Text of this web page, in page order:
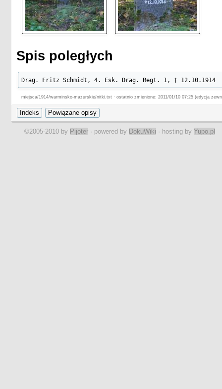
Spis poległych
Drag. Fritz Schmidt, 4. Esk. Drag. Regt. 1, † 12.10.1914
miejsca/1914/warminsko-mazurskie/nitki.txt · ostatnio zmienione: 2011/01/10 07:25 (edycja
©2005-2010 by Pijoter · powered by DokuWiki · hosting by Yupo.pl